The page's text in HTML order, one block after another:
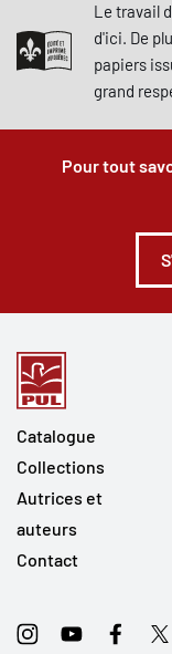
Le travail
d'ici. De
papiers
grand
Pour tout
Catalogue
Collections
Autrices et
auteurs
Contact
InstagramYoutubeFacebook